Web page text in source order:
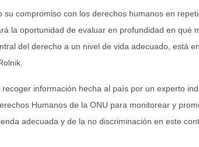
su compromiso con los derechos humanos en
la oportunidad de evaluar en profundidad en qué
del derecho a un nivel de vida adecuado, está
información hecha al país por un experto
Humanos de la ONU para monitorear y
adecuada y de la no discriminación en este